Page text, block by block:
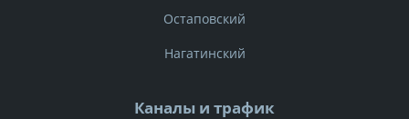
Остаповский
Нагатинский
Каналы и трафик